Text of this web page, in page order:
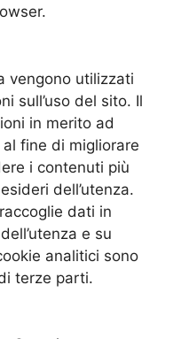
vengono utilizzati
sull’uso del sito. Il
in merito ad
fine di migliorare
i contenuti più
dell’utenza.
dati in
e su
analitici sono
terze parti.